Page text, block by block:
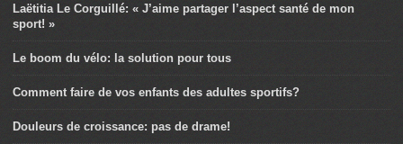
Laëtitia Le Corguillé: « J’aime partager l’aspect santé de mon
sport! »
Le boom du vélo: la solution pour tous
Comment faire de vos enfants des adultes sportifs?
Douleurs de croissance: pas de drame!